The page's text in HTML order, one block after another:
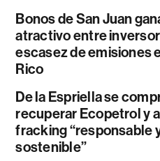
Bonos de San Juan
atractivo entre
escasez de emisiones
Rico
De la Espriella se
recuperar Ecopetrol y
fracking “responsable
sostenible”